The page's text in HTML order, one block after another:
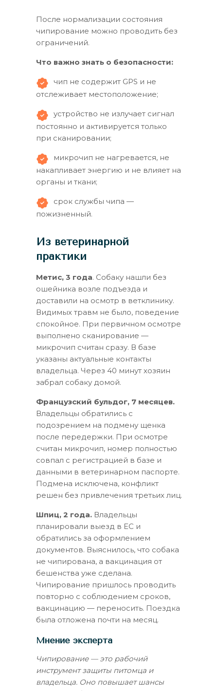
После нормализации состояния
чипирование можно проводить без
ограничений.
Что важно знать о безопасности:
чип не содержит GPS и не
отслеживает местоположение;
устройство не излучает сигнал
постоянно и активируется только
при сканировании;
микрочип не нагревается, не
накапливает энергию и не влияет на
органы и ткани;
срок службы чипа —
пожизненный.
Из ветеринарной
практики
Метис, 3 года. Собаку нашли без
ошейника возле подъезда и
доставили на осмотр в ветклинику.
Видимых травм не было, поведение
спокойное. При первичном осмотре
выполнено сканирование —
микрочип считан сразу. В базе
указаны актуальные контакты
владельца. Через 40 минут хозяин
забрал собаку домой.
Французский бульдог, 7 месяцев.
Владельцы обратились с
подозрением на подмену щенка
после передержки. При осмотре
считан микрочип, номер полностью
совпал с регистрацией в базе и
данными в ветеринарном паспорте.
Подмена исключена, конфликт
решен без привлечения третьих лиц.
Шпиц, 2 года. Владельцы
планировали выезд в ЕС и
обратились за оформлением
документов. Выяснилось, что собака
не чипирована, а вакцинация от
бешенства уже сделана.
Чипирование пришлось проводить
повторно с соблюдением сроков,
вакцинацию — переносить. Поездка
была отложена почти на месяц.
Мнение эксперта
Чипирование — это рабочий
инструмент защиты питомца и
владельца. Оно повышает шансы